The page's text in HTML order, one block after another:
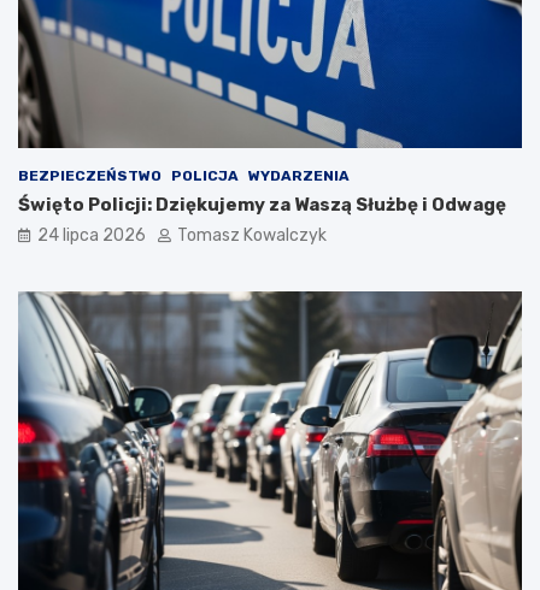
BEZPIECZEŃSTWO POLICJA WYDARZENIA
Święto Policji: Dziękujemy za Waszą Służbę i Odwagę
24 lipca 2026 Tomasz Kowalczyk